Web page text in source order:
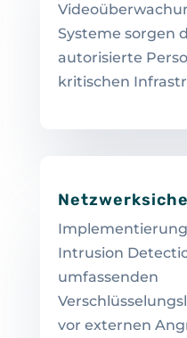
Systeme sorgen
autorisierte
kritischen
Intrusion
umfassenden
vor externen